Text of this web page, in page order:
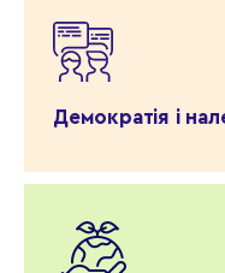
Демократія і